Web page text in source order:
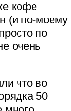
кофе
(и по-моему
по
очень
что во
50